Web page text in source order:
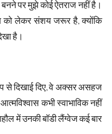
पर मुझे कोई ऐतराज नहीं है।
को लेकर संशय जरूर है, क्योंकि
है।
से दिखाई दिए, वे अक्सर असहज
कभी स्वाभाविक नहीं
में उनकी बॉडी लैंग्वेज कई बार